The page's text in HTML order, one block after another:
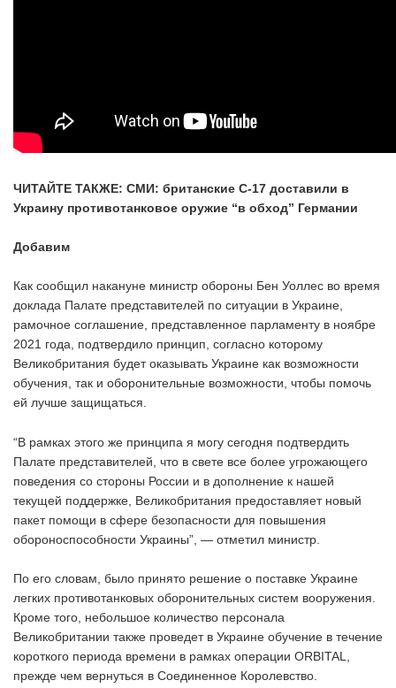
ЧИТАЙТЕ ТАКЖЕ: СМИ: британские C-17 доставили в
Украину противотанковое оружие “в обход” Германии
Добавим
Как сообщил накануне министр обороны Бен Уоллес во время
доклада Палате представителей по ситуации в Украине,
рамочное соглашение, представленное парламенту в ноябре
2021 года, подтвердило принцип, согласно которому
Великобритания будет оказывать Украине как возможности
обучения, так и оборонительные возможности, чтобы помочь
ей лучше защищаться.
“В рамках этого же принципа я могу сегодня подтвердить
Палате представителей, что в свете все более угрожающего
поведения со стороны России и в дополнение к нашей
текущей поддержке, Великобритания предоставляет новый
пакет помощи в сфере безопасности для повышения
обороноспособности Украины”, — отметил министр.
По его словам, было принято решение о поставке Украине
легких противотанковых оборонительных систем вооружения.
Кроме того, небольшое количество персонала
Великобритании также проведет в Украине обучение в течение
короткого периода времени в рамках операции ORBITAL,
прежде чем вернуться в Соединенное Королевство.